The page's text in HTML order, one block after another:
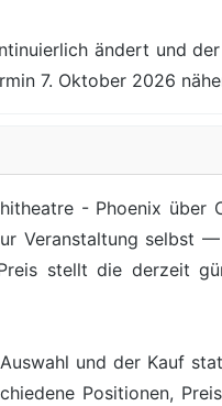
ändert und
7. Oktober 2026
- Phoenix über
Veranstaltung selbst —
stellt die derzeit
und der Kauf
Positionen,